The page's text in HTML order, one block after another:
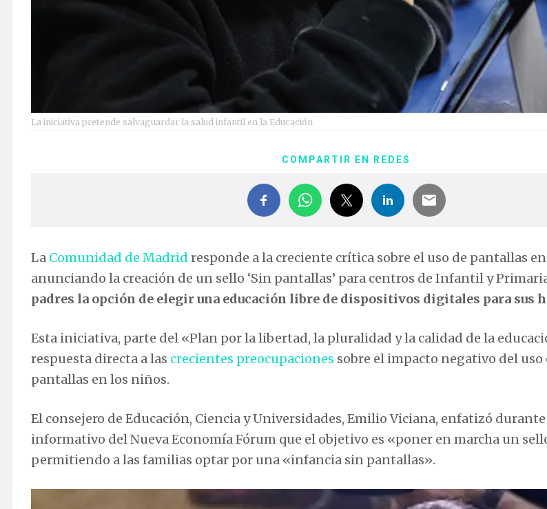
La iniciativa pretende salvaguardar la salud infantil en la Educación
COMPARTIR EN REDES
La Comunidad de Madrid responde a la creciente crítica sobre el uso de pantallas
anunciando la creación de un sello ‘Sin pantallas’ para centros de Infantil y
padres la opción de elegir una educación libre de dispositivos digitales para sus
Esta iniciativa, parte del «Plan por la libertad, la pluralidad y la calidad de la
respuesta directa a las crecientes preocupaciones sobre el impacto negativo del uso
pantallas en los niños.
El consejero de Educación, Ciencia y Universidades, Emilio Viciana, enfatizó
informativo del Nueva Economía Fórum que el objetivo es «poner en marcha un
permitiendo a las familias optar por una «infancia sin pantallas».